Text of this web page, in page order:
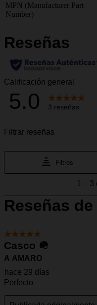
MPN (Manufacturer Part
Number)